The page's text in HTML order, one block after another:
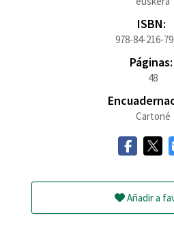
ISBN:
978-84-216-
Páginas:
48
Cartoné
Añadir a